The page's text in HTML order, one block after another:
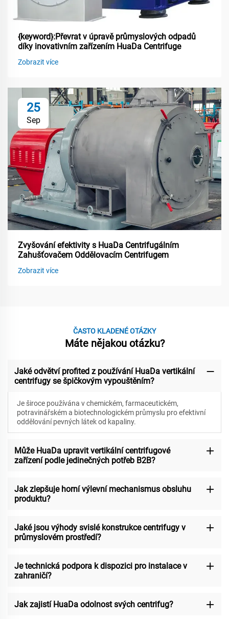
{keyword}:Převrat v úpravě průmyslových odpadů
díky inovativním zařízením HuaDa Centrifuge
Zobrazit více
25
Sep
Zvyšování efektivity s HuaDa Centrifugálním
Zahušťovačem Oddělovacím Centrifugem
Zobrazit více
ČASTO KLADENÉ OTÁZKY
Máte nějakou otázku?
Jaké odvětví profited z používání HuaDa vertikální
centrifugy se špičkovým vypouštěním?
Je široce používána v chemickém, farmaceutickém,
potravinářském a biotechnologickém průmyslu pro efektivní
oddělování pevných látek od kapaliny.
Může HuaDa upravit vertikální centrifugové
zařízení podle jedinečných potřeb B2B?
Jak zlepšuje horní výlevní mechanismus obsluhu
produktu?
Jaké jsou výhody svislé konstrukce centrifugy v
průmyslovém prostředí?
Je technická podpora k dispozici pro instalace v
zahraničí?
Jak zajistí HuaDa odolnost svých centrifug?